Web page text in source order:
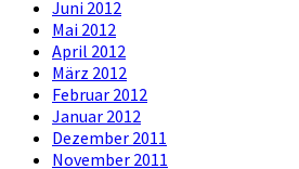
Juni 2012
Mai 2012
April 2012
März 2012
Februar 2012
Januar 2012
Dezember 2011
November 2011